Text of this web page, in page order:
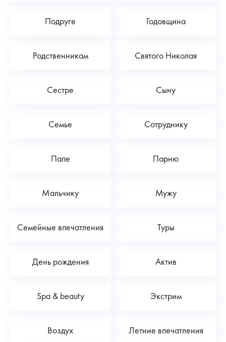
Подруге Годовщина
Родственникам Святого Николая
Сестре Сыну
Семье Сотруднику
Папе Парню
Мальчику Мужу
Семейные впечатления Туры
День рождения Актив
Spa & beauty Экстрим
Воздух Летние впечатления